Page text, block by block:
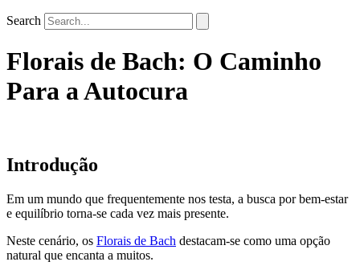
Search
Florais de Bach: O Caminho
Para a Autocura
Introdução
Em um mundo que frequentemente nos testa, a busca por bem-estar
e equilíbrio torna-se cada vez mais presente.
Neste cenário, os Florais de Bach destacam-se como uma opção
natural que encanta a muitos.